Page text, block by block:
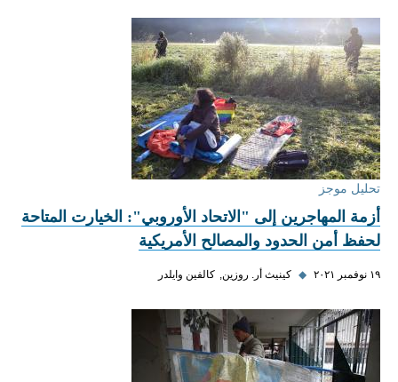
تحليل موجز
أزمة المهاجرين إلى "الاتحاد الأوروبي": الخيارت المتاحة
لحفظ أمن الحدود والمصالح الأمريكية
١٩ نوفمبر ٢٠٢١ ◆ كينيث أر. روزين كالفين وايلدر